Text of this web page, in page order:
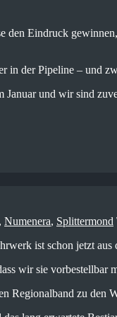
den Eindruck
in der Pipeline – und
und wir sind
, Numenera, Splittermond
ist schon jetzt
wir sie vorbestellbar
Regionalband zu